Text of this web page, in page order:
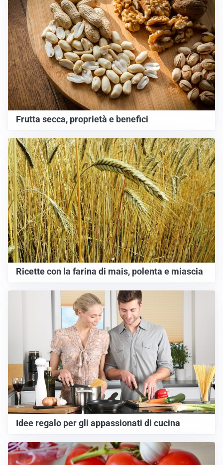
Frutta secca, proprietà e benefici
Ricette con la farina di mais, polenta e miascia
Idee regalo per gli appassionati di cucina